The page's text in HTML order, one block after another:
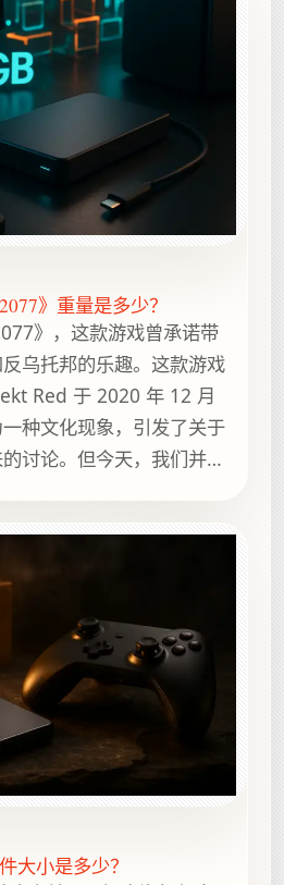
》重量是多少？
》，这款游戏曾承诺带
乌托邦的乐趣。这款游戏
Red 于 2020 年 12 月
种文化现象，引发了关于
讨论。但今天，我们并非
赛博朋克 2077...
大小是多少？